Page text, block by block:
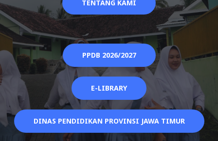
TENTANG KAMI
PPDB 2026/2027
E-LIBRARY
DINAS PENDIDIKAN PROVINSI JAWA TIMUR